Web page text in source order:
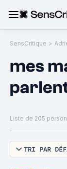
SensCritique >
mes
Liste de 205
TRI PAR